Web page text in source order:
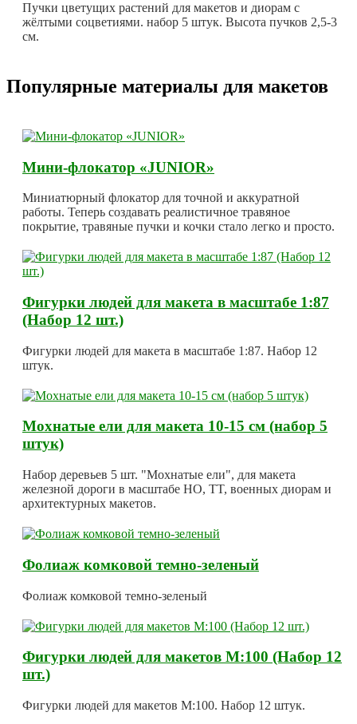
Пучки цветущих растений для макетов и диорам с
жёлтыми соцветиями. набор 5 штук. Высота пучков 2,5-3
см.
Популярные материалы для макетов
Мини-флокатор «JUNIOR»
Миниатюрный флокатор для точной и аккуратной
работы. Теперь создавать реалистичное травяное
покрытие, травяные пучки и кочки стало легко и просто.
Фигурки людей для макета в масштабе 1:87
(Набор 12 шт.)
Фигурки людей для макета в масштабе 1:87. Набор 12
штук.
Мохнатые ели для макета 10-15 см (набор 5
штук)
Набор деревьев 5 шт. "Мохнатые ели", для макета
железной дороги в масштабе HO, TT, военных диорам и
архитектурных макетов.
Фолиаж комковой темно-зеленый
Фолиаж комковой темно-зеленый
Фигурки людей для макетов М:100 (Набор 12
шт.)
Фигурки людей для макетов М:100. Набор 12 штук.